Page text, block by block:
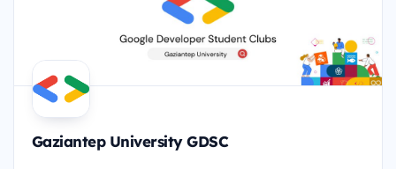
Gaziantep University GDSC